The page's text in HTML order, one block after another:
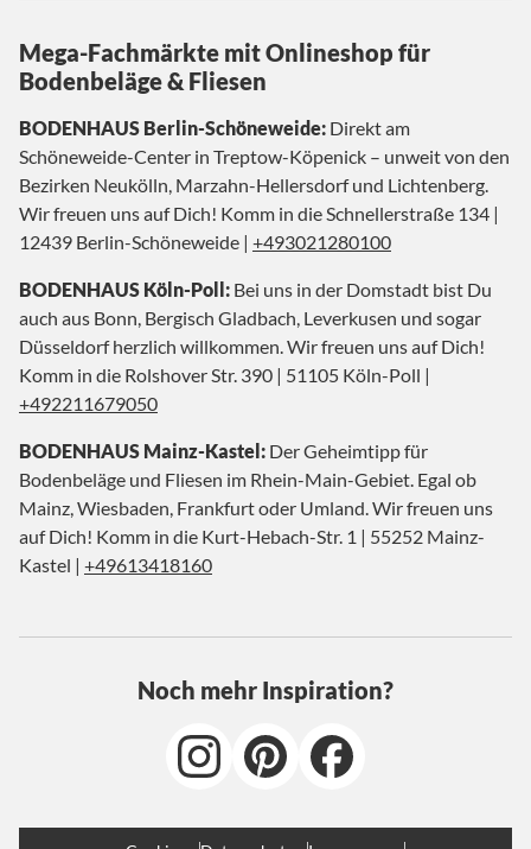
Mega-Fachmärkte mit Onlineshop für
Bodenbeläge & Fliesen
BODENHAUS Berlin-Schöneweide: Direkt am
Schöneweide-Center in Treptow-Köpenick – unweit von den
Bezirken Neukölln, Marzahn-Hellersdorf und Lichtenberg.
Wir freuen uns auf Dich! Komm in die Schnellerstraße 134 |
12439 Berlin-Schöneweide | +493021280100
BODENHAUS Köln-Poll: Bei uns in der Domstadt bist Du
auch aus Bonn, Bergisch Gladbach, Leverkusen und sogar
Düsseldorf herzlich willkommen. Wir freuen uns auf Dich!
Komm in die Rolshover Str. 390 | 51105 Köln-Poll |
+492211679050
BODENHAUS Mainz-Kastel: Der Geheimtipp für
Bodenbeläge und Fliesen im Rhein-Main-Gebiet. Egal ob
Mainz, Wiesbaden, Frankfurt oder Umland. Wir freuen uns
auf Dich! Komm in die Kurt-Hebach-Str. 1 | 55252 Mainz-
Kastel | +49613418160
Noch mehr Inspiration?